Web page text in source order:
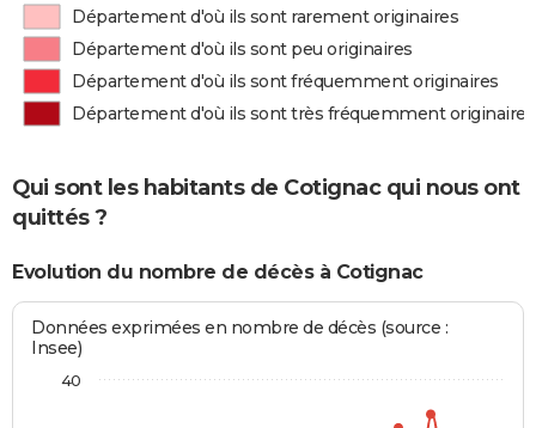
Département d'où ils sont rarement originaires
Département d'où ils sont peu originaires
Département d'où ils sont fréquemment originaires
Département d'où ils sont très fréquemment originaires
Qui sont les habitants de Cotignac qui nous ont
quittés ?
Evolution du nombre de décès à Cotignac
Données exprimées en nombre de décès (source :
Insee)
40